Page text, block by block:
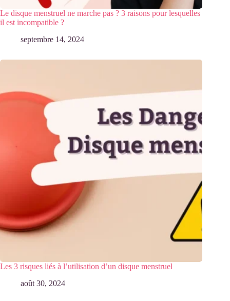
Le disque menstruel ne marche pas ? 3 raisons pour lesquelles
il est incompatible ?
septembre 14, 2024
Les 3 risques liés à l’utilisation d’un disque menstruel
août 30, 2024